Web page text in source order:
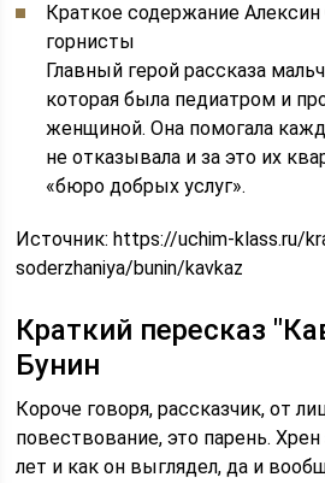
Краткое содержание
горнисты
Главный герой рассказа
которая была педиатром и
женщиной. Она помогала
не отказывала и за это их
«бюро добрых услуг».
Источник:https://uchim-klass.ru/
soderzhaniya/bunin/kavkaz
Краткий пересказ
Бунин
Короче говоря, рассказчик, от
повествование, это парень.
лет и как он выглядел, да и